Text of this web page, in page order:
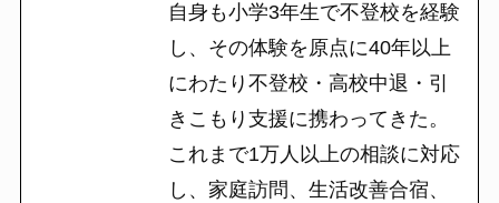
自身も小学3年生で不登校を経験
し、その体験を原点に40年以上
にわたり不登校・高校中退・引
きこもり支援に携わってきた。
これまで1万人以上の相談に対応
し、家庭訪問、生活改善合宿、